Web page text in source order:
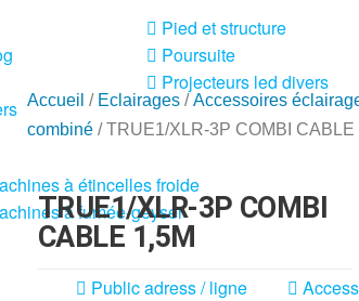
Pied et structure
Poursuite
Projecteurs led divers
à étincelles froide
à fumée-geyser
Public adress / ligne
Accueil / Eclairages /Accessoires
combiné / TRUE1/XLR-3P COMBI CABLE
TRUE1/XLR-3P COMBI
CABLE 1,5M